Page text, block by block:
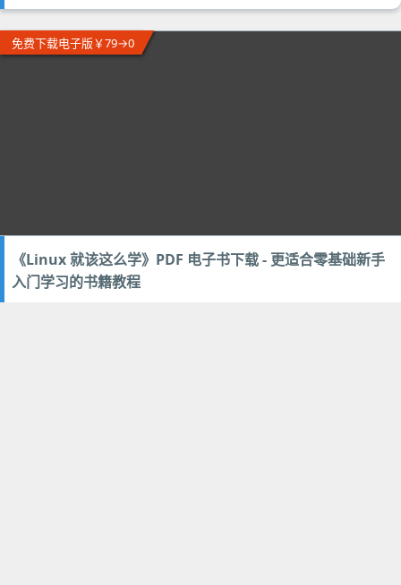
免费下载电子版￥79→0
《Linux 就该这么学》PDF 电子书下载 - 更适合零基础新手
入门学习的书籍教程